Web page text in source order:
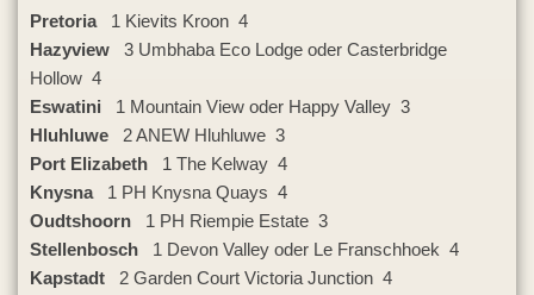
Pretoria
1 Kievits Kroon 4
Hazyview
3 Umbhaba Eco Lodge oder Casterbridge
Hollow 4
Eswatini
1 Mountain View oder Happy Valley 3
Hluhluwe
2 ANEW Hluhluwe 3
Port Elizabeth
1 The Kelway 4
Knysna
1 PH Knysna Quays 4
Oudtshoorn
1 PH Riempie Estate 3
Stellenbosch
1 Devon Valley oder Le Franschhoek 4
Kapstadt
2 Garden Court Victoria Junction 4